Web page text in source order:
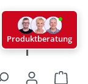
Produktberatung